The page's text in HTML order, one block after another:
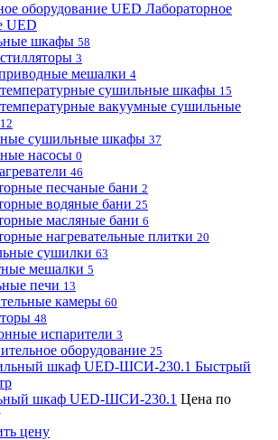
Лабораторное
UED
шкафы 58
3
мешалки 4
сушильные шкафы 15
вакуумные сушильные
12
сушильные шкафы 37
насосы 0
46
песчаные бани 2
водяные бани 25
масляные бани 6
нагревательные плитки 20
сушилки 63
мешалки 5
печи 13
камеры 60
48
испарители 3
оборудование 25
Быстрый
шкаф UED-ШСИ-230.1 Цена по
цену